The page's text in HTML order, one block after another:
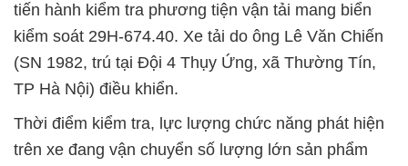
tiến hành kiểm tra phương tiện vận tải mang biển
kiểm soát 29H-674.40. Xe tải do ông Lê Văn Chiến
(SN 1982, trú tại Đội 4 Thụy Ứng, xã Thường Tín,
TP Hà Nội) điều khiển.
Thời điểm kiểm tra, lực lượng chức năng phát hiện
trên xe đang vận chuyển số lượng lớn sản phẩm